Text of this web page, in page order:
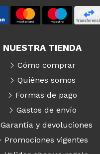
NUESTRA TIENDA
Cómo comprar
Quiénes somos
Formas de pago
Gastos de envío
Garantía y devoluciones
Promociones vigentes